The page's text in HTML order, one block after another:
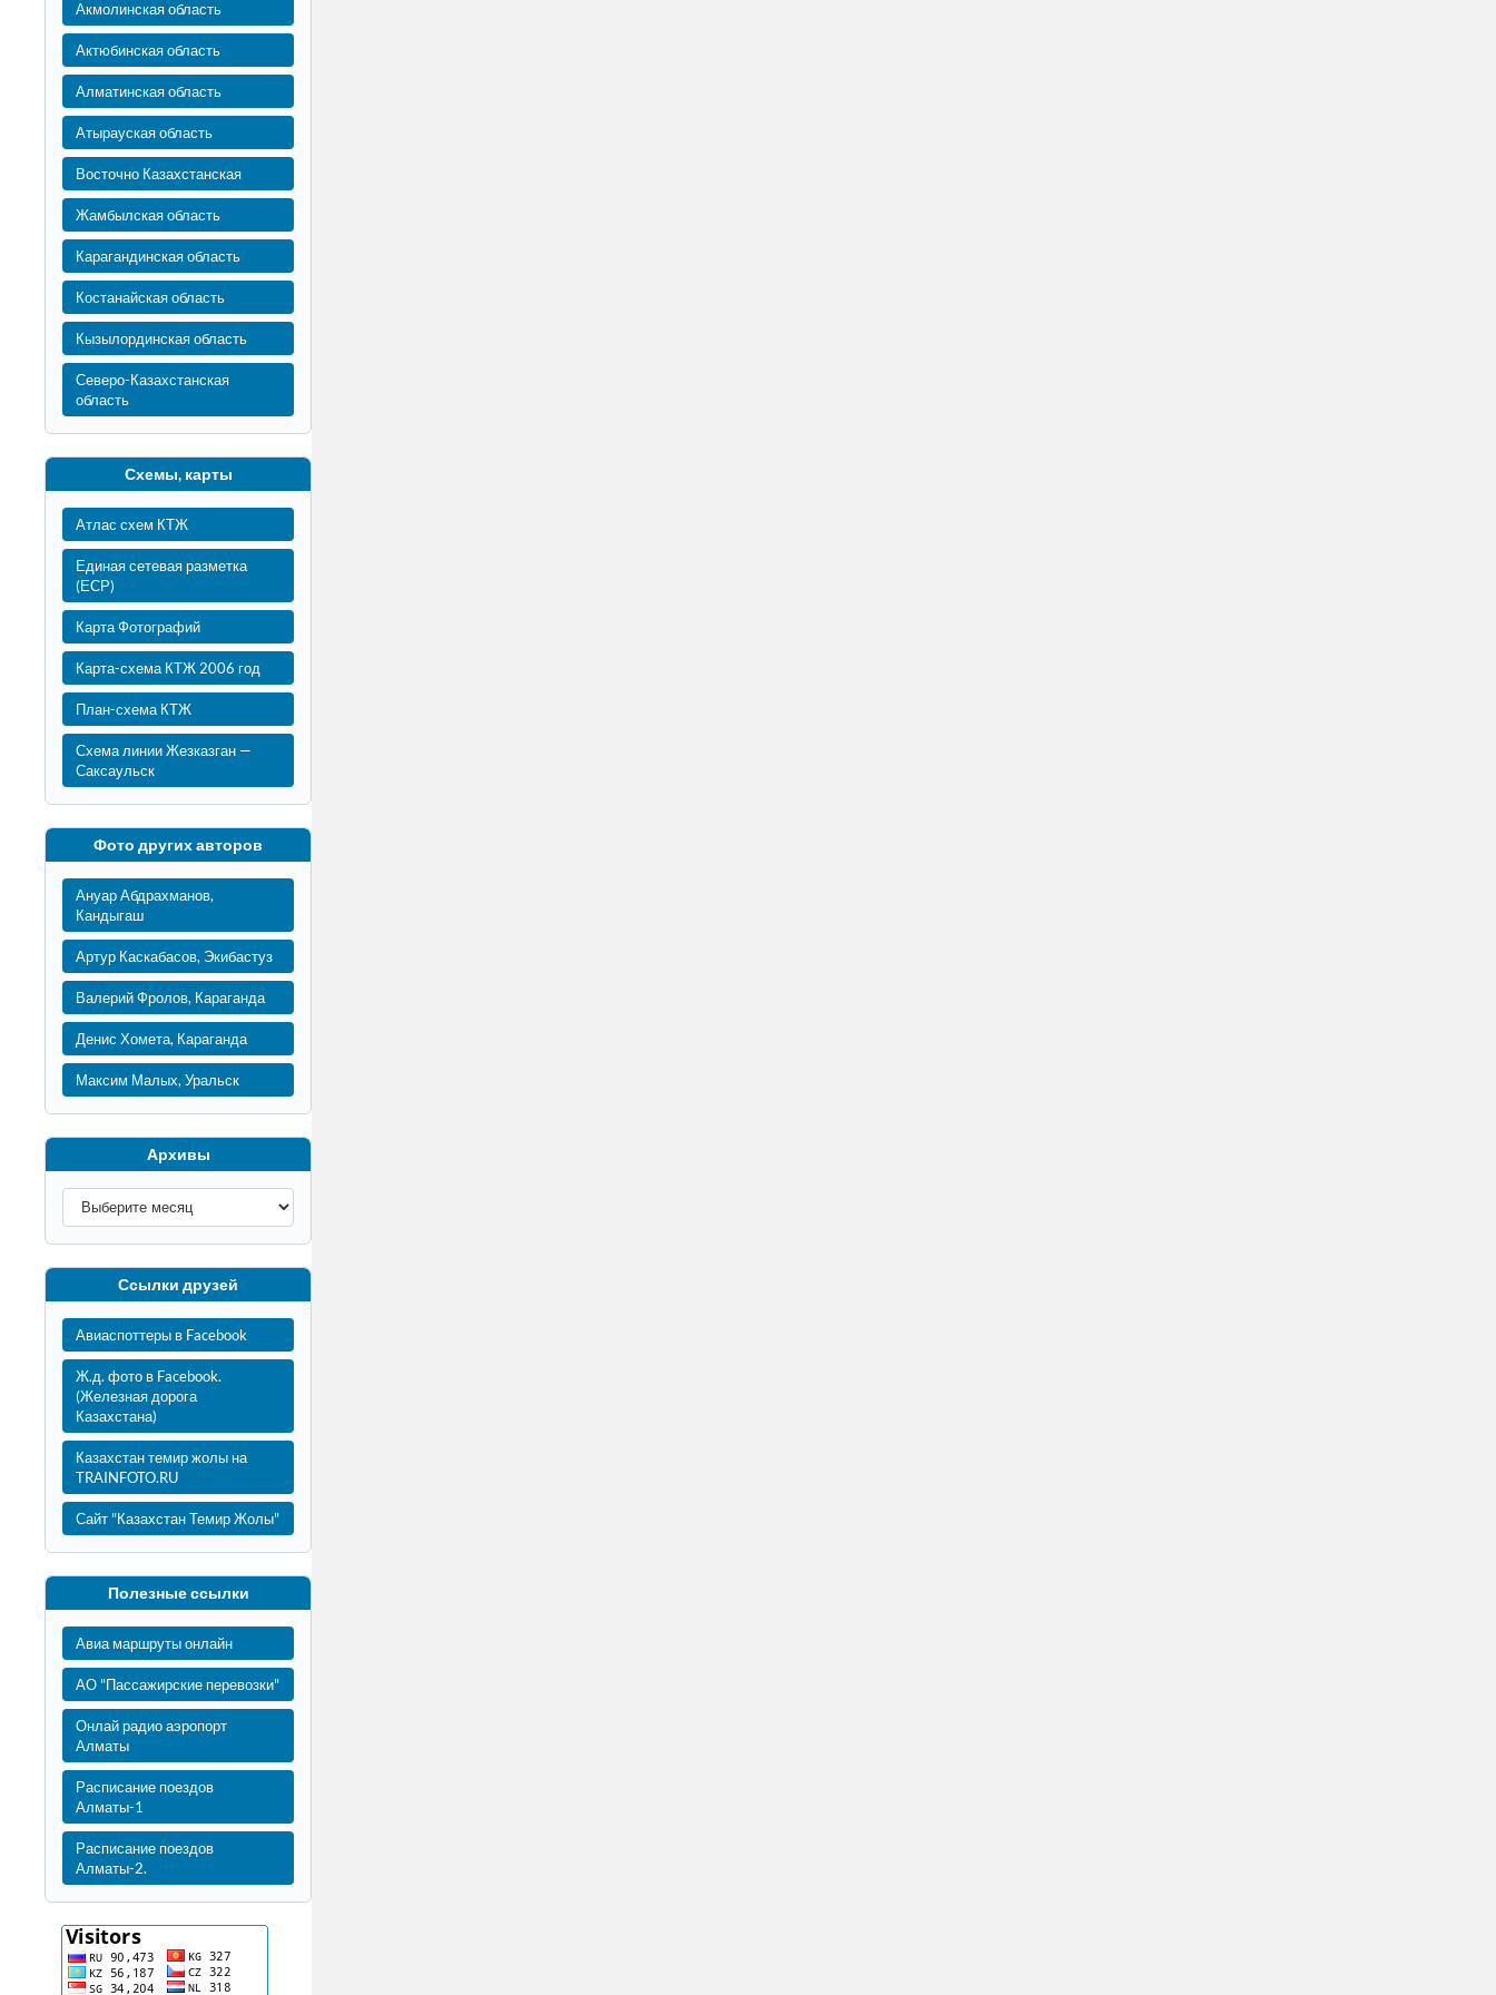
Акмолинская область
Актюбинская область
Алматинская область
Атырауская область
Восточно Казахстанская
Жамбылская область
Карагандинская область
Костанайская область
Кызылординская область
Северо-Казахстанская
область
Схемы, карты
Атлас схем КТЖ
Единая сетевая разметка
(ЕСР)
Карта Фотографий
Карта-схема КТЖ 2006 год
План-схема КТЖ
Схема линии Жезказган —
Саксаульск
Фото других авторов
Ануар Абдрахманов,
Кандыгаш
Артур Каскабасов, Экибастуз
Валерий Фролов, Караганда
Денис Хомета, Караганда
Максим Малых, Уральск
Архивы
Ссылки друзей
Авиаспоттеры в Facebook
Ж.д. фото в Facebook.
(Железная дорога
Казахстана)
Казахстан темир жолы на
TRAINFOTO.RU
Сайт "Казахстан Темир Жолы"
Полезные ссылки
Авиа маршруты онлайн
АО "Пассажирские перевозки"
Онлай радио аэропорт
Алматы
Расписание поездов
Алматы-1
Расписание поездов
Алматы-2.